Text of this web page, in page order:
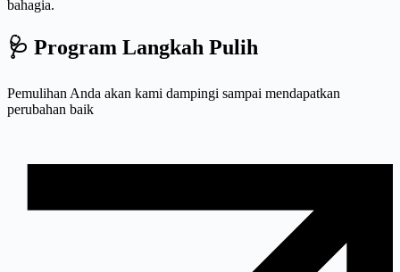
bahagia.
🩺 Program Langkah Pulih
Pemulihan Anda akan kami dampingi sampai mendapatkan
perubahan baik